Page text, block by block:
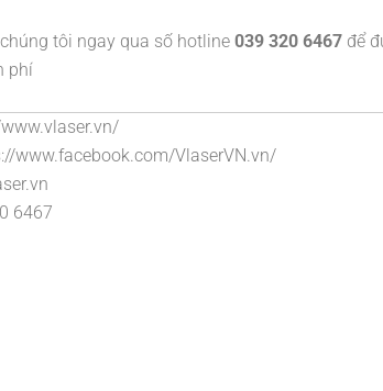
tôi ngay qua số hotline 039 320 6467 để
phí
www.facebook.com/VlaserVN.vn/
6467